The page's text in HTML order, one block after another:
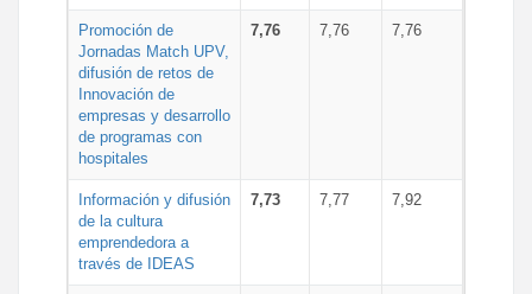
Promoción de
Jornadas Match UPV,
difusión de retos de
Innovación de
empresas y desarrollo
de programas con
hospitales
7,76 7,76 7,76
Información y difusión
de la cultura
emprendedora a
través de IDEAS
7,73 7,77 7,92